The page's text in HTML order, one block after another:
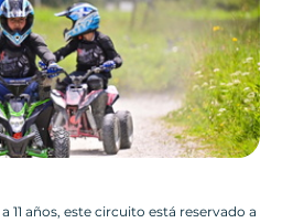
11 años, este circuito está reservado a